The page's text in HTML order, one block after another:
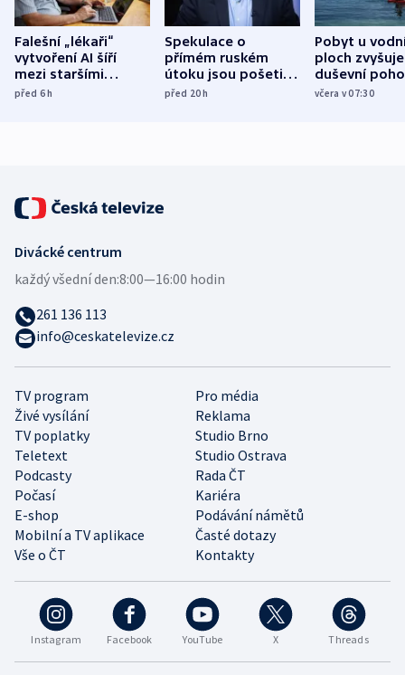
Falešní „lékaři“
vytvoření AI šíří
mezi staršími
Poláky nebezpečné
před 6h
Spekulace o
přímém ruském
útoku jsou pošetilé,
míní estonský
před 20h
Pobyt u
ploch zvyšuje
duševní
ukázala
včera v 07:30
Instagram Facebook YouTube X Threads
TV program
Pro média
Živé vysílání
Reklama
TV poplatky
Studio Brno
Teletext
Studio Ostrava
Podcasty
Rada ČT
Počasí
Kariéra
E-shop
Podávání námětů
Mobilní a TV aplikace
Časté dotazy
Vše o ČT
Kontakty
Divácké centrum
každý všední den:8:00—16:00 hodin
261 136 113
info@ceskatelevize.cz